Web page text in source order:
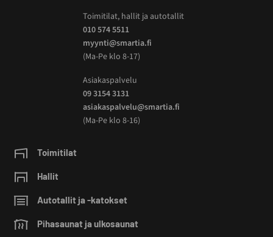
Toimitilat, hallit ja autotallit
010 574 5511
myynti@smartia.fi
(Ma-Pe klo 8-17)
Asiakaspalvelu
09 3154 3131
asiakaspalvelu@smartia.fi
(Ma-Pe klo 8-16)
Toimitilat
Hallit
Autotallit ja -katokset
Pihasaunat ja ulkosaunat